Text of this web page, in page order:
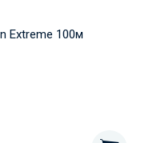
Extreme 100м